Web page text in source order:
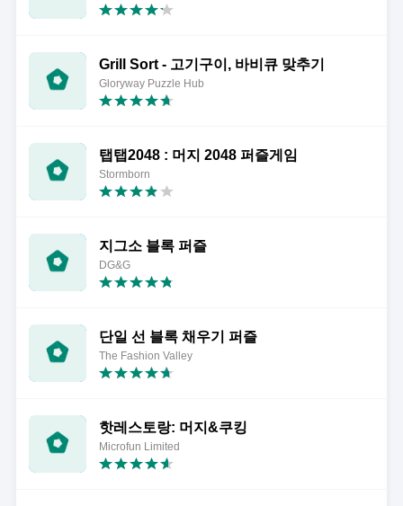
Grill Sort - 고기구이, 바비큐 맞추기
Gloryway Puzzle Hub
탭탭2048 : 머지 2048 퍼즐게임
Stormborn
지그소 블록 퍼즐
DG&G
단일 선 블록 채우기 퍼즐
The Fashion Valley
핫레스토랑: 머지&쿠킹
Microfun Limited